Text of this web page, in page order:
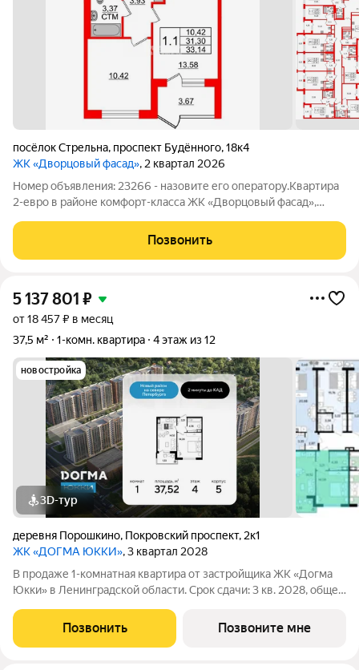
посёлок Стрельна, проспект Будённого,18к4
ЖК «Дворцовый фасад», 2 квартал 2026
Номер объявления: 23266 - назовите его оператору.Квартира
2-евро в районе комфорт-класса ЖК «Дворцовый фасад»,
Финского залива. ПЕРЕУСТУПКА. Ключи - сентябрь 2026 года!
Один собственник.
Позвонить
5 137 801 ₽
от 18 457 ₽ в месяц
37,5 м²
1-комн. квартира 4 этаж из 12
новостройка
3D-тур
деревня Порошкино, Покровский проспект, 2к1
ЖК «ДОГМА ЮККИ», 3 квартал 2028
В продаже 1-комнатная квартира от застройщика ЖК «Догма
Юкки» в Ленинградской области. Срок сдачи: 3 кв. 2028, общей
доступной социальной инфраструктурой. Жилой комплекс
расположен в
Позвонить Позвоните мне